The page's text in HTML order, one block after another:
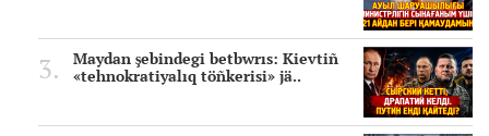
Maydan şebindegi betbwrıs: Kievtiñ
«tehnokratiyalıq töñkerisi» jä..